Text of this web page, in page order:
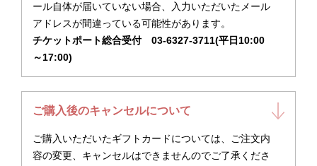
ール自体が届いていない場合、入力いただいたメール
アドレスが間違っている可能性があります。
チケットポート総合受付 03-6327-3711(平日10:00
～17:00)
ご購入後のキャンセルについて
ご購入いただいたギフトカードについては、ご注文内
容の変更、キャンセルはできませんのでご了承くださ